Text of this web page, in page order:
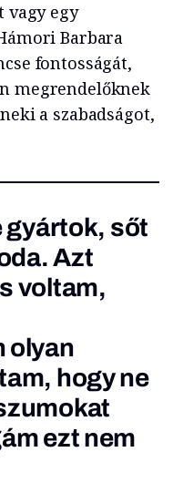
vagy egy
Barbara
fontosságát,
megrendelőknek
a szabadságot,
gyártok, sőt
Azt
voltam,
olyan
hogy ne
ezt nem